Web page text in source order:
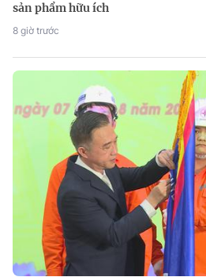
sản phẩm hữu ích
8 giờ trước